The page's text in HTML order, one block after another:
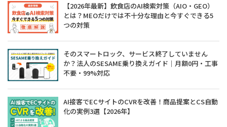
【2026年最新】飲食店のAI検索対策（AIO・GEO）
とは？MEOだけでは不十分な理由と今すぐできる5
つの対策
そのスマートロック、サービス終了していません
か？法人のSESAME乗り換えガイド｜月額0円・工事
不要・99%対応
AI接客でECサイトのCVRを改善！商品提案とCS自動
化の実例3選【2026年】